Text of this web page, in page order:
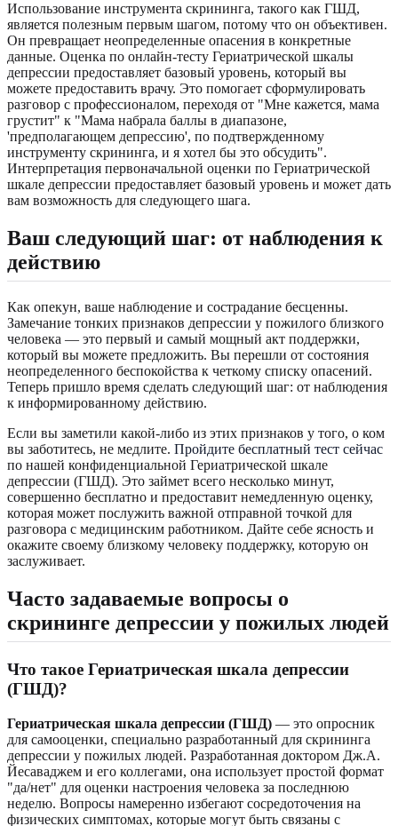
Использование инструмента скрининга, такого как ГШД,
является полезным первым шагом, потому что он объективен.
Он превращает неопределенные опасения в конкретные
данные. Оценка по онлайн-тесту Гериатрической шкалы
депрессии предоставляет базовый уровень, который вы
можете предоставить врачу. Это помогает сформулировать
разговор с профессионалом, переходя от "Мне кажется, мама
грустит" к "Мама набрала баллы в диапазоне,
'предполагающем депрессию', по подтвержденному
инструменту скрининга, и я хотел бы это обсудить".
Интерпретация первоначальной оценки по Гериатрической
шкале депрессии предоставляет базовый уровень и может дать
вам возможность для следующего шага.
Ваш следующий шаг: от наблюдения к
действию
Как опекун, ваше наблюдение и сострадание бесценны.
Замечание тонких признаков депрессии у пожилого близкого
человека — это первый и самый мощный акт поддержки,
который вы можете предложить. Вы перешли от состояния
неопределенного беспокойства к четкому списку опасений.
Теперь пришло время сделать следующий шаг: от наблюдения
к информированному действию.
Если вы заметили какой-либо из этих признаков у того, о ком
вы заботитесь, не медлите. Пройдите бесплатный тест сейчас
по нашей конфиденциальной Гериатрической шкале
депрессии (ГШД). Это займет всего несколько минут,
совершенно бесплатно и предоставит немедленную оценку,
которая может послужить важной отправной точкой для
разговора с медицинским работником. Дайте себе ясность и
окажите своему близкому человеку поддержку, которую он
заслуживает.
Часто задаваемые вопросы о
скрининге депрессии у пожилых людей
Что такое Гериатрическая шкала депрессии
(ГШД)?
Гериатрическая шкала депрессии (ГШД) — это опросник
для самооценки, специально разработанный для скрининга
депрессии у пожилых людей. Разработанная доктором Дж.А.
Йесаваджем и его коллегами, она использует простой формат
"да/нет" для оценки настроения человека за последнюю
неделю. Вопросы намеренно избегают сосредоточения на
физических симптомах, которые могут быть связаны с